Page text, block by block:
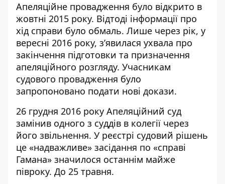
Апеляційне провадження було відкрито в
жовтні 2015 року. Відтоді інформації про
хід справи було обмаль. Лише через рік, у
вересні 2016 року, з’явилася ухвала про
закінчення підготовки та призначення
апеляційного розгляду. Учасникам
судового провадження було
запропоновано подати нові докази.
26 грудня 2016 року Апеляційний суд
замінив одного з суддів в колегії через
його звільнення. У реєстрі судовий рішень
це «надважливе» засідання по «справі
Гамана» значилося останнім майже
півроку. До 25 травня.